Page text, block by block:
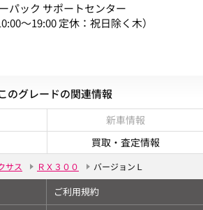
パック サポートセンター
～19:00 定休：祝日除く木）
のグレードの関連情報
新車情報
買取・査定情報
サス ＲＸ３００ バージョンＬ
ご利用規約